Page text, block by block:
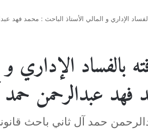
الإداري و المالي الأستاذ الباحث : محمد فهد
الإداري و
فهد عبدالرحمن
حمد آل ثاني باحث